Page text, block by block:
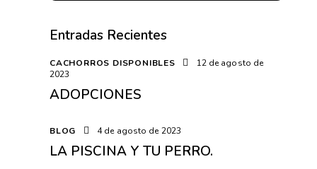
Entradas Recientes
CACHORROS DISPONIBLES
12 de agosto de
2023
ADOPCIONES
BLOG 4 de agosto de 2023
LA PISCINA Y TU PERRO.